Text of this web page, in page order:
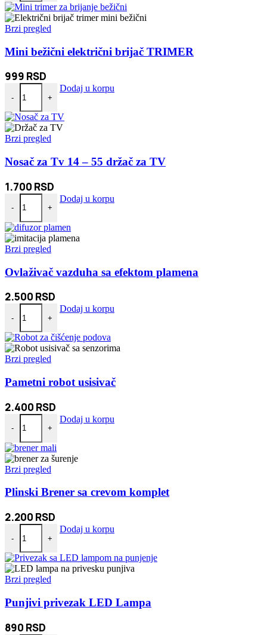
Brzi pregled
Mini bežični električni brijač TRIMER
999 RSD
-
Mini bežični električni brijač TRIMER količina
+
Dodaj u korpu
Brzi pregled
Nosač za Tv 14 – 55 držač za TV
1.700 RSD
-
Nosač za Tv 14 - 55 držač za TV količina
+
Dodaj u korpu
Brzi pregled
Ovlaživač vazduha sa efektom plamena
2.500 RSD
-
Ovlaživač vazduha sa efektom plamena količina
+
Dodaj u korpu
Brzi pregled
Pametni robot usisivač
2.400 RSD
-
Pametni robot usisivač količina
+
Dodaj u korpu
Brzi pregled
Plinski Brener sa crevom komplet
2.200 RSD
-
Plinski Brener sa crevom komplet količina
+
Dodaj u korpu
Brzi pregled
Punjivi privezak LED Lampa
890 RSD